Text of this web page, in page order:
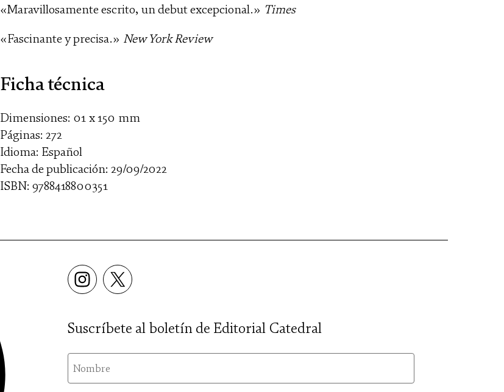
«Maravillosamente escrito, un debut excepcional.» Times
«Fascinante y precisa.» New York Review
Ficha técnica
Dimensiones: 01 x 150 mm
Páginas: 272
Idioma: Español
Fecha de publicación: 29/09/2022
ISBN: 9788418800351
Suscríbete al boletín de Editorial Catedral